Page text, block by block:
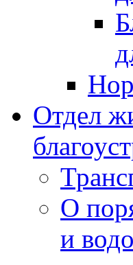
Отдел
О
и